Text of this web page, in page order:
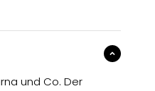
und Co. Der